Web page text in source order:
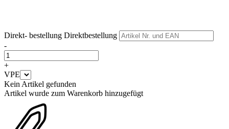
Direkt- bestellung Direktbestellung
-
+
VPE
Kein Artikel gefunden
Artikel wurde zum Warenkorb hinzugefügt